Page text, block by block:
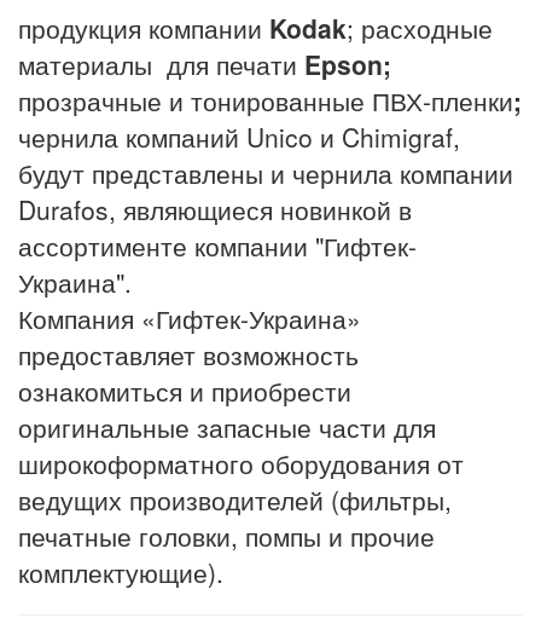
продукция компании Kodak; расходные
материалы для печати Epson;
прозрачные и тонированные ПВХ-пленки;
чернила компаний Unico и Chimigraf,
будут представлены и чернила компании
Durafos, являющиеся новинкой в
ассортименте компании "Гифтек-
Украина".
Компания «Гифтек-Украина»
предоставляет возможность
ознакомиться и приобрести
оригинальные запасные части для
широкоформатного оборудования от
ведущих производителей (фильтры,
печатные головки, помпы и прочие
комплектующие).